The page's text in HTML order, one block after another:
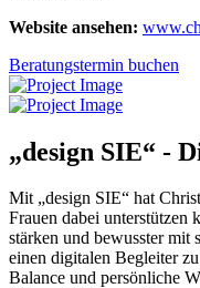
Website ansehen:
Beratungstermin buchen
„design SIE“ -
Mit „design SIE“ hat
Frauen dabei unterstützen
stärken und bewusster mit
einen digitalen Begleiter
Balance und persönliche